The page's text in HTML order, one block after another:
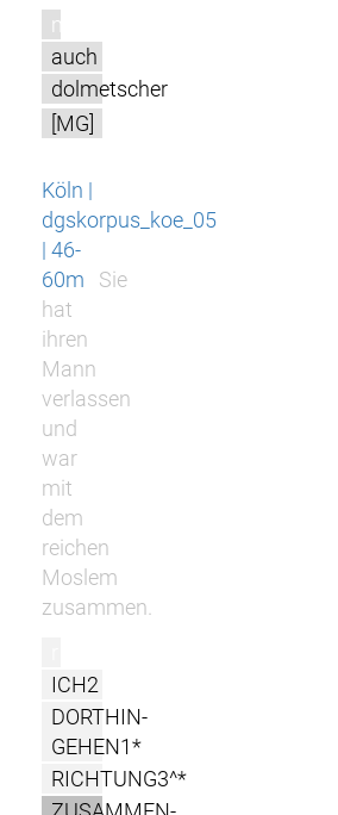
m
auch
dolmetscher
[MG]
Köln |
dgskorpus_koe_05
| 46-
60m
Sie
hat
ihren
Mann
verlassen
und
war
mit
dem
reichen
Moslem
zusammen.
ICH2
DORTHIN-
GEHEN1*
RICHTUNG3^*